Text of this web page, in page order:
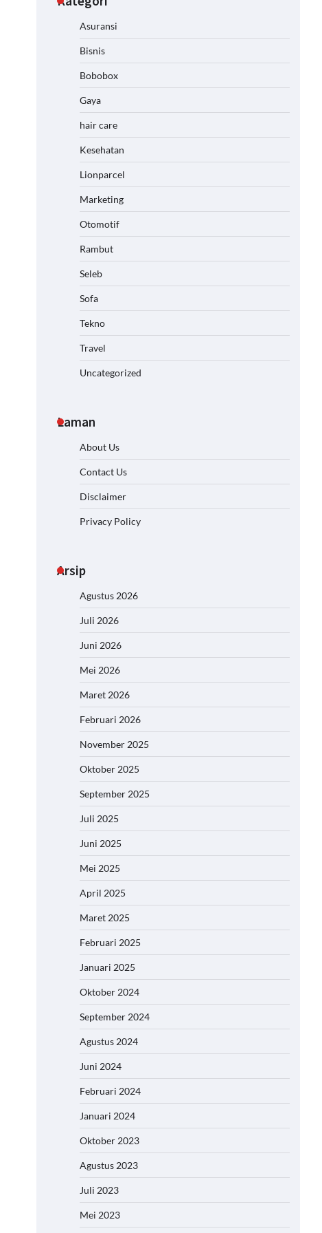
Asuransi
Bisnis
Bobobox
Gaya
hair care
Kesehatan
Lionparcel
Marketing
Otomotif
Rambut
Seleb
Sofa
Tekno
Travel
Uncategorized
Laman
About Us
Contact Us
Disclaimer
Privacy Policy
Arsip
Agustus 2026
Juli 2026
Juni 2026
Mei 2026
Maret 2026
Februari 2026
November 2025
Oktober 2025
September 2025
Juli 2025
Juni 2025
Mei 2025
April 2025
Maret 2025
Februari 2025
Januari 2025
Oktober 2024
September 2024
Agustus 2024
Juni 2024
Februari 2024
Januari 2024
Oktober 2023
Agustus 2023
Juli 2023
Mei 2023